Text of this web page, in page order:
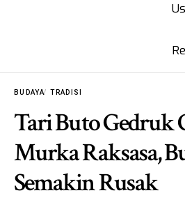
BUDAYA TRADISI
Tari Buto Gedruk
Murka Raksasa,
Semakin Rusak